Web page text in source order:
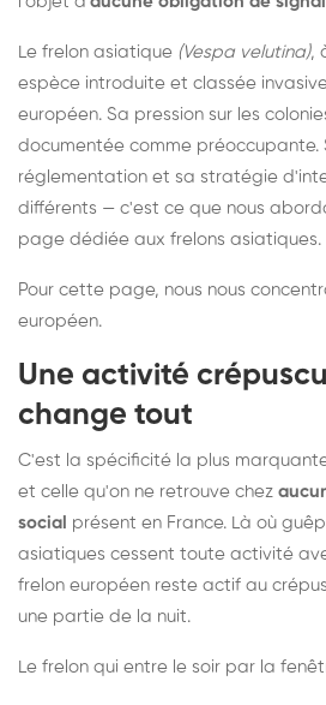
Le frelon asiatique (Vespa velutina),
espèce introduite et classée
européen. Sa pression sur les
documentée comme préoccupante.
réglementation et sa stratégie
différents — c'est ce que nous
page dédiée aux frelons asiatiques.
Pour cette page, nous nous
européen.
Une activité
change tout
C'est la spécificité la plus
et celle qu'on ne retrouve chez
social présent en France. Là où
asiatiques cessent toute activité
frelon européen reste actif au
une partie de la nuit.
Le frelon qui entre le soir par la